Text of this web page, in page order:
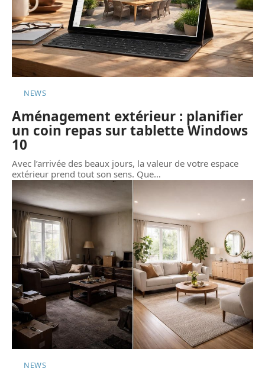
NEWS
Aménagement extérieur : planifier
un coin repas sur tablette Windows
10
Avec l’arrivée des beaux jours, la valeur de votre espace
extérieur prend tout son sens. Que…
NEWS